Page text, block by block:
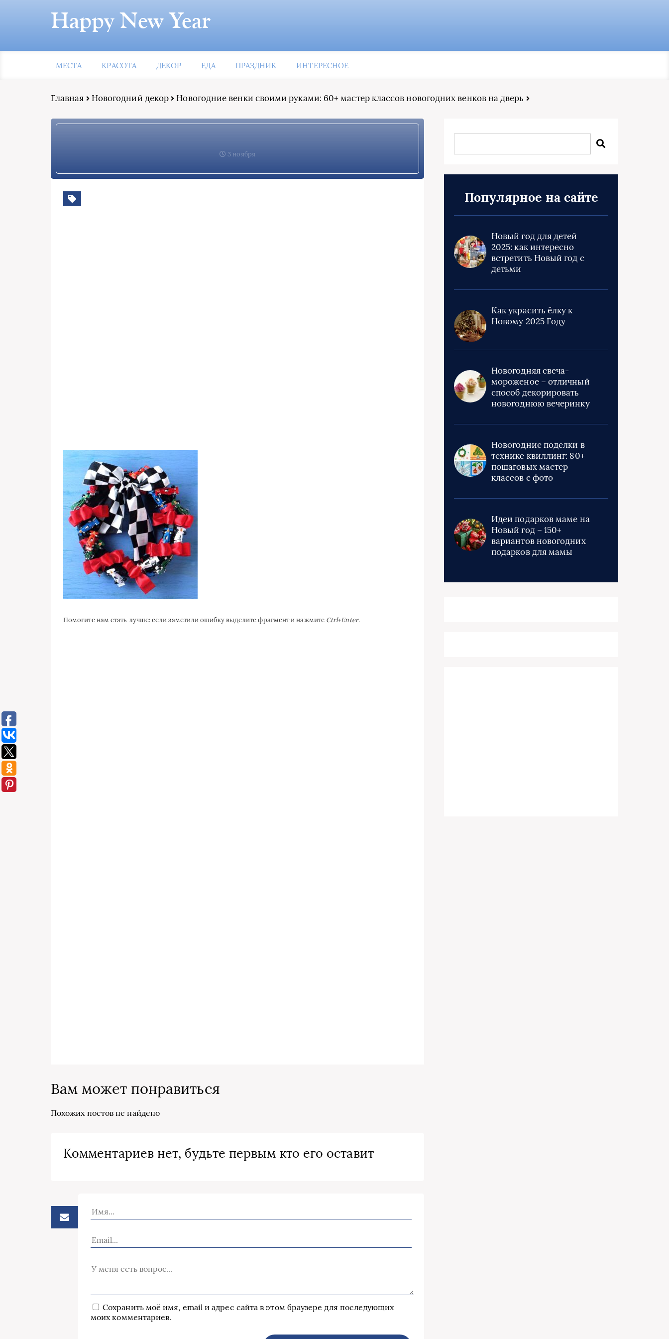
Happy New Year
МЕСТА КРАСОТА ДЕКОР ЕДА ПРАЗДНИК ИНТЕРЕСНОЕ
Главная Новогодний декор Новогодние венки своими руками: 60+ мастер классов новогодних венков на дверь
3 ноября
Помогите нам стать лучше: если заметили ошибку выделите фрагмент и нажмите Ctrl+Enter.
Вам может понравиться
Похожих постов не найдено
Комментариев нет, будьте первым кто его оставит
Сохранить моё имя, email и адрес сайта в этом браузере для последующих
моих комментариев.
Популярное на сайте
Новый год для детей
2025: как интересно
встретить Новый год с
детьми
Как украсить ёлку к
Новому 2025 Году
Новогодняя свеча-
мороженое – отличный
способ декорировать
новогоднюю вечеринку
Новогодние поделки в
технике квиллинг: 80+
пошаговых мастер
классов с фото
Идеи подарков маме на
Новый год – 150+
вариантов новогодних
подарков для мамы